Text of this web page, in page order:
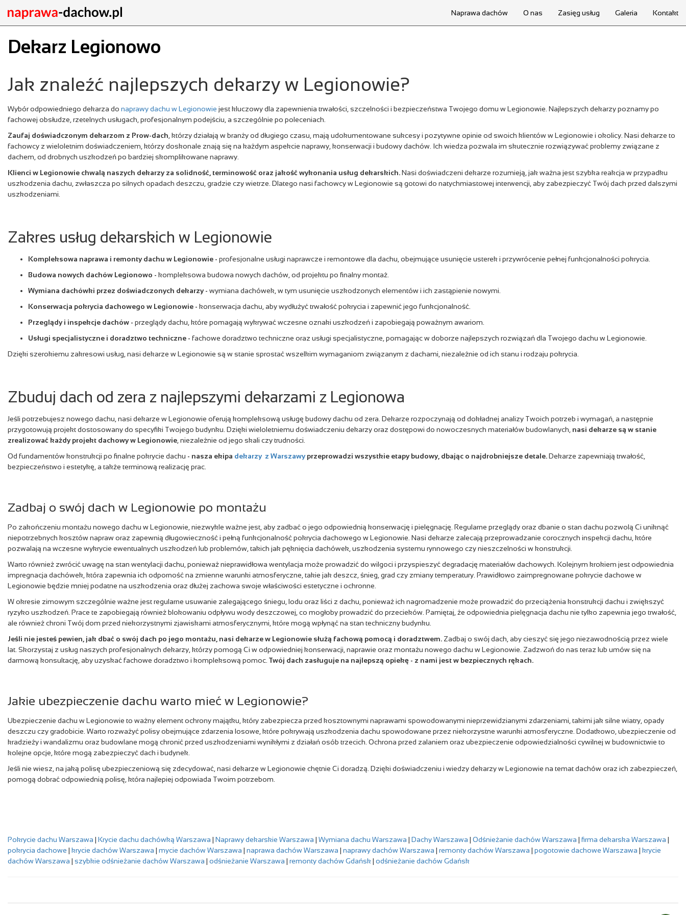
Naprawa dachów O nas Zasięg usług Galeria Kontakt
Dekarz Legionowo
Jak znaleźć najlepszych dekarzy w Legionowie?
Wybór odpowiedniego dekarza do naprawy dachu w Legionowie jest kluczowy dla zapewnienia trwałości, szczelności i bezpieczeństwa Twojego domu w Legionowie. Najlepszych dekarzy poznamy po
fachowej obsłudze, rzetelnych usługach, profesjonalnym podejściu, a szczególnie po poleceniach.
Zaufaj doświadczonym dekarzom z Prow-dach , którzy działają w branży od długiego czasu, mają udokumentowane sukcesy i pozytywne opinie od swoich klientów w Legionowie i okolicy. Nasi dekarze to
fachowcy z wieloletnim doświadczeniem, którzy doskonale znają się na każdym aspekcie naprawy, konserwacji i budowy dachów. Ich wiedza pozwala im skutecznie rozwiązywać problemy związane z
dachem, od drobnych uszkodzeń po bardziej skomplikowane naprawy.
Klienci w Legionowie chwalą naszych dekarzy za solidność, terminowość oraz jakość wykonania usług dekarskich.Nasi doświadczeni dekarze rozumieją, jak ważna jest szybka reakcja w przypadku
uszkodzenia dachu, zwłaszcza po silnych opadach deszczu, gradzie czy wietrze. Dlatego nasi fachowcy w Legionowie są gotowi do natychmiastowej interwencji, aby zabezpieczyć Twój dach przed dalszymi
uszkodzeniami.
Zakres usług dekarskich w Legionowie
Kompleksowa naprawa i remonty dachu w Legionowie - profesjonalne usługi naprawcze i remontowe dla dachu, obejmujące usunięcie usterek i przywrócenie pełnej funkcjonalności pokrycia.
Budowa nowych dachów Legionowo - kompleksowa budowa nowych dachów, od projektu po finalny montaż.
Wymiana dachówki przez doświadczonych dekarzy- wymiana dachówek, w tym usunięcie uszkodzonych elementów i ich zastąpienie nowymi.
Konserwacja pokrycia dachowego w Legionowie - konserwacja dachu, aby wydłużyć trwałość pokrycia i zapewnić jego funkcjonalność.
Przeglądy i inspekcje dachów - przeglądy dachu, które pomagają wykrywać wczesne oznaki uszkodzeń i zapobiegają poważnym awariom.
Usługi specjalistyczne i doradztwo techniczne - fachowe doradztwo techniczne oraz usługi specjalistyczne, pomagając w doborze najlepszych rozwiązań dla Twojego dachu w Legionowie.
Dzięki szerokiemu zakresowi usług, nasi dekarze w Legionowie są w stanie sprostać wszelkim wymaganiom związanym z dachami, niezależnie od ich stanu i rodzaju pokrycia.
Zbuduj dach od zera z najlepszymi dekarzami z Legionowa
Jeśli potrzebujesz nowego dachu, nasi dekarze w Legionowie oferują kompleksową usługę budowy dachu od zera. Dekarze rozpoczynają od dokładnej analizy Twoich potrzeb i wymagań, a następnie
przygotowują projekt dostosowany do specyfiki Twojego budynku. Dzięki wieloletniemu doświadczeniu dekarzy oraz dostępowi do nowoczesnych materiałów budowlanych, nasi dekarze są w stanie
zrealizować każdy projekt dachowy w Legionowie , niezależnie od jego skali czy trudności.
Od fundamentów konstrukcji po finalne pokrycie dachu - nasza ekipa dekarzy z Warszawyprzeprowadzi wszystkie etapy budowy, dbając o najdrobniejsze detale.Dekarze zapewniają trwałość,
bezpieczeństwo i estetykę, a także terminową realizację prac.
Zadbaj o swój dach w Legionowie po montażu
Po zakończeniu montażu nowego dachu w Legionowie, niezwykle ważne jest, aby zadbać o jego odpowiednią konserwację i pielęgnację. Regularne przeglądy oraz dbanie o stan dachu pozwolą Ci uniknąć
niepotrzebnych kosztów napraw oraz zapewnią długowieczność i pełną funkcjonalność pokrycia dachowego w Legionowie. Nasi dekarze zalecają przeprowadzanie corocznych inspekcji dachu, które
pozwalają na wczesne wykrycie ewentualnych uszkodzeń lub problemów, takich jak pęknięcia dachówek, uszkodzenia systemu rynnowego czy nieszczelności w konstrukcji.
Warto również zwrócić uwagę na stan wentylacji dachu, ponieważ nieprawidłowa wentylacja może prowadzić do wilgoci i przyspieszyć degradację materiałów dachowych. Kolejnym krokiem jest odpowiednia
impregnacja dachówek, która zapewnia ich odporność na zmienne warunki atmosferyczne, takie jak deszcz, śnieg, grad czy zmiany temperatury. Prawidłowo zaimpregnowane pokrycie dachowe w
Legionowie będzie mniej podatne na uszkodzenia oraz dłużej zachowa swoje właściwości estetyczne i ochronne.
W okresie zimowym szczególnie ważne jest regularne usuwanie zalegającego śniegu, lodu oraz liści z dachu, ponieważ ich nagromadzenie może prowadzić do przeciążenia konstrukcji dachu i zwiększyć
ryzyko uszkodzeń. Prace te zapobiegają również blokowaniu odpływu wody deszczowej, co mogłoby prowadzić do przecieków. Pamiętaj, że odpowiednia pielęgnacja dachu nie tylko zapewnia jego trwałość,
ale również chroni Twój dom przed niekorzystnymi zjawiskami atmosferycznymi, które mogą wpłynąć na stan techniczny budynku.
Jeśli nie jesteś pewien, jak dbać o swój dach po jego montażu, nasi dekarze w Legionowie służą fachową pomocą i doradztwem. Zadbaj o swój dach, aby cieszyć się jego niezawodnością przez wiele
lat. Skorzystaj z usług naszych profesjonalnych dekarzy, którzy pomogą Ci w odpowiedniej konserwacji, naprawie oraz montażu nowego dachu w Legionowie. Zadzwoń do nas teraz lub umów się na
darmową konsultację, aby uzyskać fachowe doradztwo i kompleksową pomoc. Twój dach zasługuje na najlepszą opiekę - z nami jest w bezpiecznych rękach.
Jakie ubezpieczenie dachu warto mieć w Legionowie?
Ubezpieczenie dachu w Legionowie to ważny element ochrony majątku, który zabezpiecza przed kosztownymi naprawami spowodowanymi nieprzewidzianymi zdarzeniami, takimi jak silne wiatry, opady
deszczu czy gradobicie. Warto rozważyć polisy obejmujące zdarzenia losowe, które pokrywają uszkodzenia dachu spowodowane przez niekorzystne warunki atmosferyczne. Dodatkowo, ubezpieczenie od
kradzieży i wandalizmu oraz budowlane mogą chronić przed uszkodzeniami wynikłymi z działań osób trzecich. Ochrona przed zalaniem oraz ubezpieczenie odpowiedzialności cywilnej w budownictwie to
kolejne opcje, które mogą zabezpieczyć dach i budynek.
Jeśli nie wiesz, na jaką polisę ubezpieczeniową się zdecydować, nasi dekarze w Legionowie chętnie Ci doradzą. Dzięki doświadczeniu i wiedzy dekarzy w Legionowie na temat dachów oraz ich zabezpieczeń,
pomogą dobrać odpowiednią polisę, która najlepiej odpowiada Twoim potrzebom.
Pokrycie dachu Warszawa | Krycie dachu dachówką Warszawa | Naprawy dekarskie Warszawa | Wymiana dachu Warszawa | Dachy Warszawa | Odśnieżanie dachów Warszawa | firma dekarska Warszawa |
pokrycia dachowe | krycie dachów Warszawa | mycie dachów Warszawa | naprawa dachów Warszawa | naprawy dachów Warszawa | remonty dachów Warszawa | pogotowie dachowe Warszawa | krycie
dachów Warszawa | szybkie odśnieżanie dachów Warszawa | odśnieżanie Warszawa | remonty dachów Gdańsk | odśnieżanie dachów Gdańsk